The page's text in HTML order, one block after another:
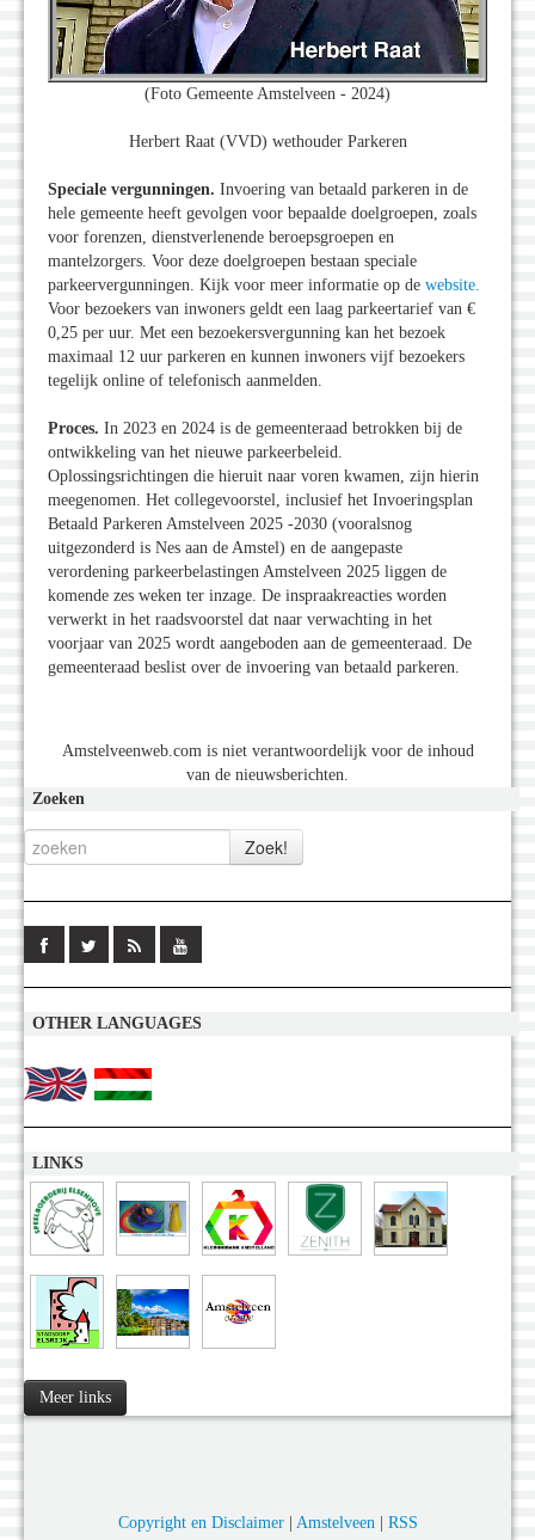
(Foto Gemeente Amstelveen - 2024)
Herbert Raat (VVD) wethouder Parkeren
Speciale vergunningen. Invoering van betaald parkeren in de
hele gemeente heeft gevolgen voor bepaalde doelgroepen, zoals
voor forenzen, dienstverlenende beroepsgroepen en
mantelzorgers. Voor deze doelgroepen bestaan speciale
parkeervergunningen. Kijk voor meer informatie op de website.
Voor bezoekers van inwoners geldt een laag parkeertarief van €
0,25 per uur. Met een bezoekersvergunning kan het bezoek
maximaal 12 uur parkeren en kunnen inwoners vijf bezoekers
tegelijk online of telefonisch aanmelden.
Proces. In 2023 en 2024 is de gemeenteraad betrokken bij de
ontwikkeling van het nieuwe parkeerbeleid.
Oplossingsrichtingen die hieruit naar voren kwamen, zijn hierin
meegenomen. Het collegevoorstel, inclusief het Invoeringsplan
Betaald Parkeren Amstelveen 2025 -2030 (vooralsnog
uitgezonderd is Nes aan de Amstel) en de aangepaste
verordening parkeerbelastingen Amstelveen 2025 liggen de
komende zes weken ter inzage. De inspraakreacties worden
verwerkt in het raadsvoorstel dat naar verwachting in het
voorjaar van 2025 wordt aangeboden aan de gemeenteraad. De
gemeenteraad beslist over de invoering van betaald parkeren.
Amstelveenweb.com is niet verantwoordelijk voor de inhoud
van de nieuwsberichten.
Zoeken
OTHER LANGUAGES
LINKS
Meer links
Copyright en Disclaimer| Amstelveen| RSS